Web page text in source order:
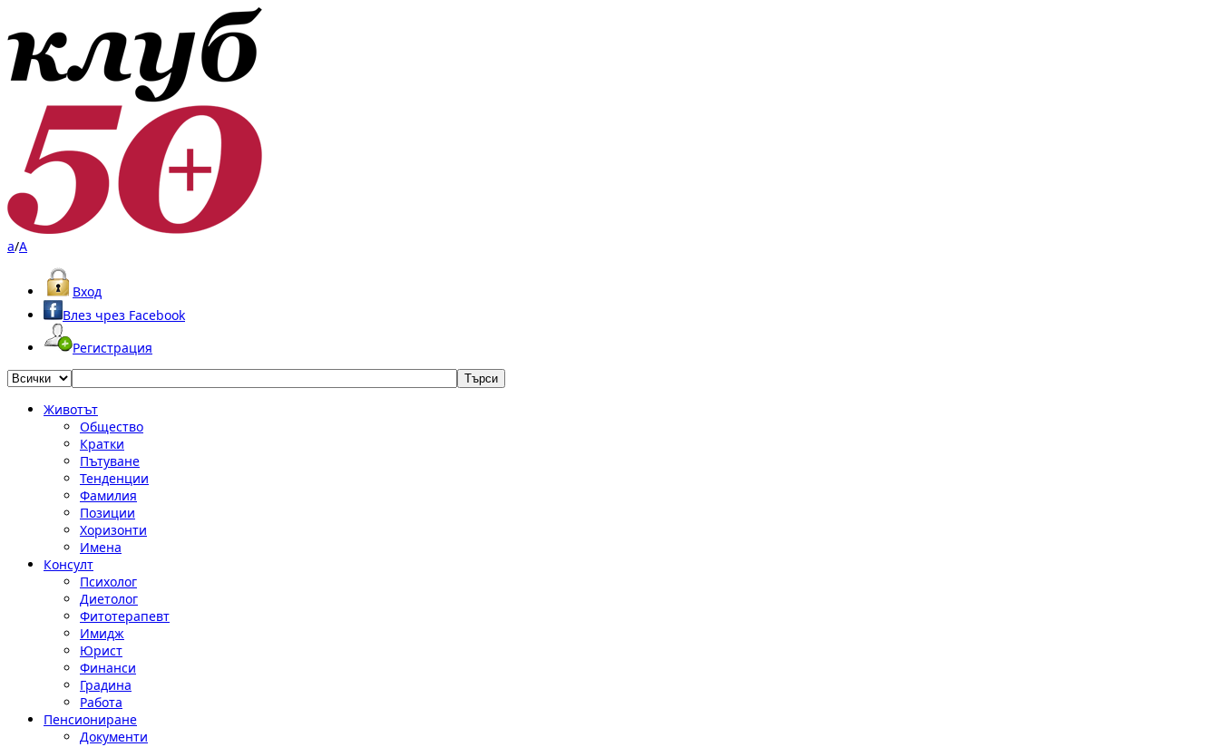
a/A
Вход
Влез чрез Facebook
Регистрация
Животът
Общество
Кратки
Пътуване
Тенденции
Фамилия
Позиции
Хоризонти
Имена
Консулт
Психолог
Диетолог
Фитотерапевт
Имидж
Юрист
Финанси
Градина
Работа
Пенсиониране
Документи